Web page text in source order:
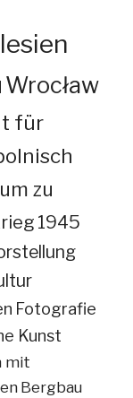
Wrocław
für
zu
1945
Fotografie
Kunst
mit
Bergbau